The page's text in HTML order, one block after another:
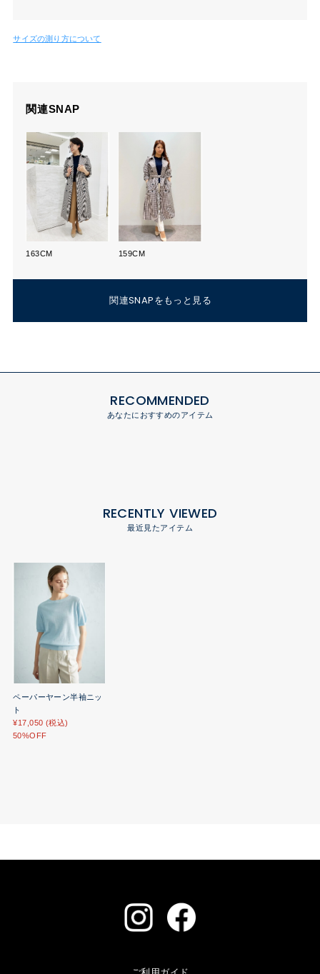
サイズの測り方について
関連SNAP
163CM 159CM
関連SNAPをもっと見る
RECOMMENDED
あなたにおすすめのアイテム
RECENTLY VIEWED
最近見たアイテム
ペーパーヤーン半袖ニッ
ト
¥17,050 (税込)
50%OFF